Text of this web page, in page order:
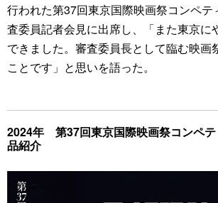
行われた第37回東京国際映画祭コンペテ
査委員記者会見に出席し、「また東京に
できました。審査委員長として臨む映画
ことです」と思いを語った。
2024年 第37回東京国際映画祭コンペ
品紹介